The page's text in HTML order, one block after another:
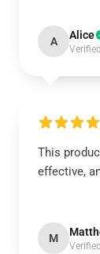
A Alice
This
effective,
M